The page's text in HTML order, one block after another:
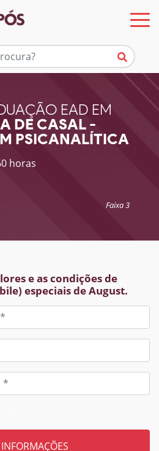
EAD EM
DE CASAL -
PSICANALÍTICA
horas
Faixa 3
e as condições de
especiais de August.
informações